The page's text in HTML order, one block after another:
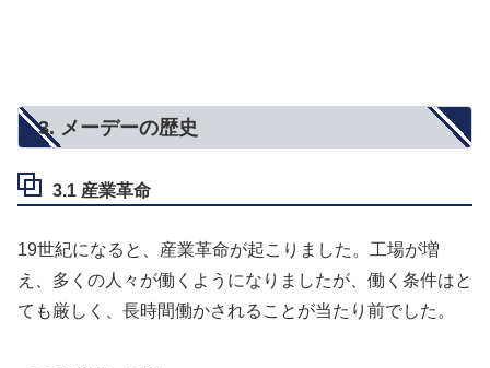
3. メーデーの歴史
3.1 産業革命
19世紀になると、産業革命が起こりました。工場が増
え、多くの人々が働くようになりましたが、働く条件はと
ても厳しく、長時間働かされることが当たり前でした。